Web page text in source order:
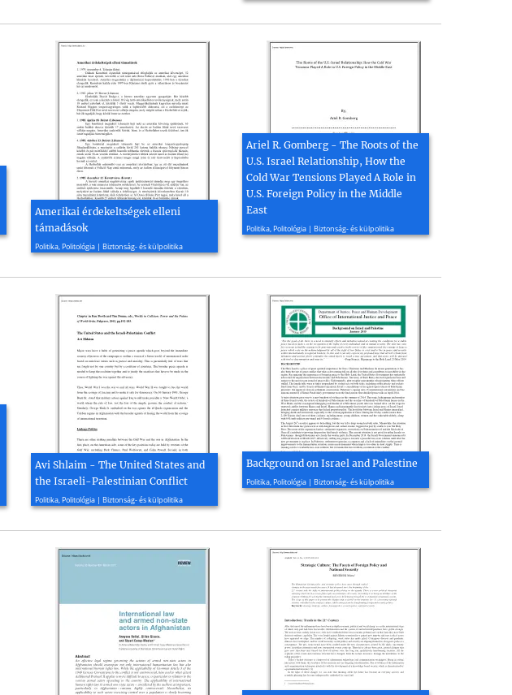
Amerikai érdekeltségek elleni
támadások
Politika, Politológia | Biztonság- és külpolitika
2003, 9 oldal
Ariel R. Gomberg - The Roots of the
U.S. Israel Relationship, How the
Cold War Tensions Played A Role in
U.S. Foreign Policy in the Middle
East
Politika, Politológia | Biztonság- és külpolitika
2018, 67 oldal
Avi Shlaim - The United States and
the Israeli-Palestinian Conflict
Politika, Politológia | Biztonság- és külpolitika
2005, 12 oldal
Background on Israel and Palestine
Politika, Politológia | Biztonság- és külpolitika
2015, 2 oldal